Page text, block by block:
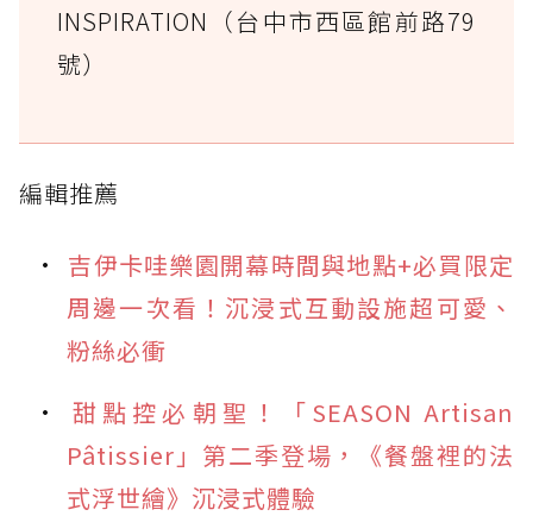
INSPIRATION（台中市西區館前路79
號）
編輯推薦
吉伊卡哇樂園開幕時間與地點+必買限定
周邊一次看！沉浸式互動設施超可愛、
粉絲必衝
甜點控必朝聖！「SEASON Artisan
Pâtissier」第二季登場，《餐盤裡的法
式浮世繪》沉浸式體驗